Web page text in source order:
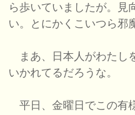
ら歩いていましたが。見
い。とにかくこいつら邪
まあ、日本人がわたし
いかれてるだろうな。
平日、金曜日でこの有